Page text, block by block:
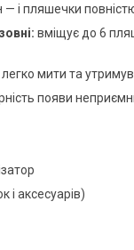
і пляшечки повністю
вміщує до 6
мити та
появи
аксесуарів)